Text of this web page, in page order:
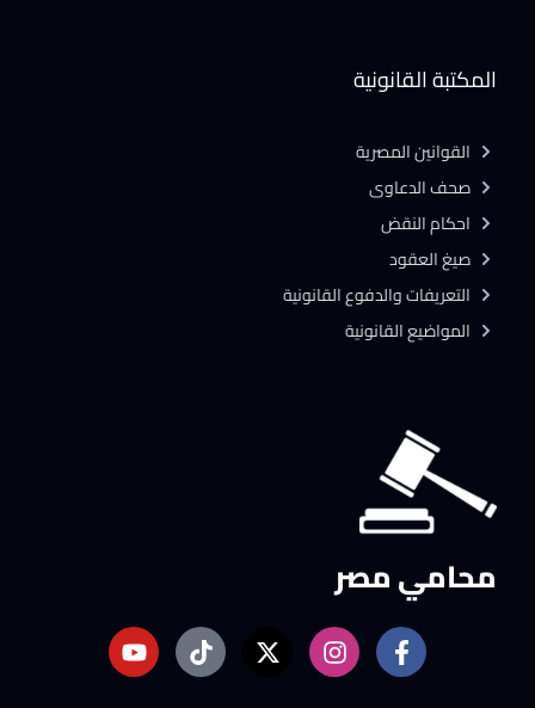
محامي مصر
المكتبة القانونية
القوانين المصرية
صحف الدعاوى
احكام النقض
صيغ العقود
التعريفات والدفوع القانونية
المواضيع القانونية